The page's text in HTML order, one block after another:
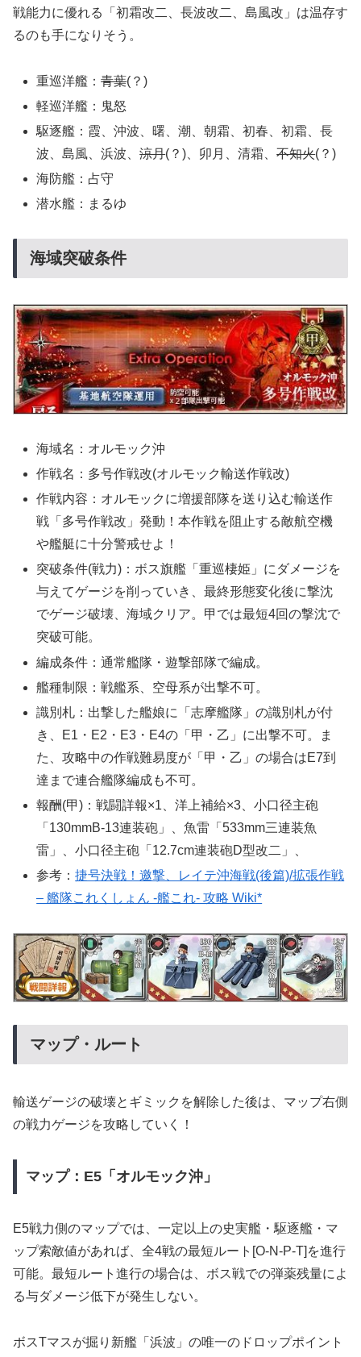
戦能力に優れる「初霜改二、長波改二、島風改」は温存す
るのも手になりそう。
重巡洋艦：青葉(？)
軽巡洋艦：鬼怒
駆逐艦：霞、沖波、曙、潮、朝霜、初春、初霜、長
波、島風、浜波、涼月(？)、卯月、清霜、不知火(？)
海防艦：占守
潜水艦：まるゆ
海域突破条件
海域名：オルモック沖
作戦名：多号作戦改(オルモック輸送作戦改)
作戦内容：オルモックに増援部隊を送り込む輸送作
戦「多号作戦改」発動！本作戦を阻止する敵航空機
や艦艇に十分警戒せよ！
突破条件(戦力)：ボス旗艦「重巡棲姫」にダメージを
与えてゲージを削っていき、最終形態変化後に撃沈
でゲージ破壊、海域クリア。甲では最短4回の撃沈で
突破可能。
編成条件：通常艦隊・遊撃部隊で編成。
艦種制限：戦艦系、空母系が出撃不可。
識別札：出撃した艦娘に「志摩艦隊」の識別札が付
き、E1・E2・E3・E4の「甲・乙」に出撃不可。ま
た、攻略中の作戦難易度が「甲・乙」の場合はE7到
達まで連合艦隊編成も不可。
報酬(甲)：戦闘詳報×1、洋上補給×3、小口径主砲
「130mmB-13連装砲」、魚雷「533mm三連装魚
雷」、小口径主砲「12.7cm連装砲D型改二」、
参考：捷号決戦！邀撃、レイテ沖海戦(後篇)/拡張作戦
– 艦隊これくしょん -艦これ- 攻略 Wiki*
マップ・ルート
輸送ゲージの破壊とギミックを解除した後は、マップ右側
の戦力ゲージを攻略していく！
マップ：E5「オルモック沖」
E5戦力側のマップでは、一定以上の史実艦・駆逐艦・マ
ップ索敵値があれば、全4戦の最短ルート[O-N-P-T]を進行
可能。最短ルート進行の場合は、ボス戦での弾薬残量によ
る与ダメージ低下が発生しない。
ボスTマスが掘り新艦「浜波」の唯一のドロップポイント